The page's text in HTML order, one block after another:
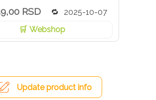
RSD
2025-10-07
Webshop
Update product info